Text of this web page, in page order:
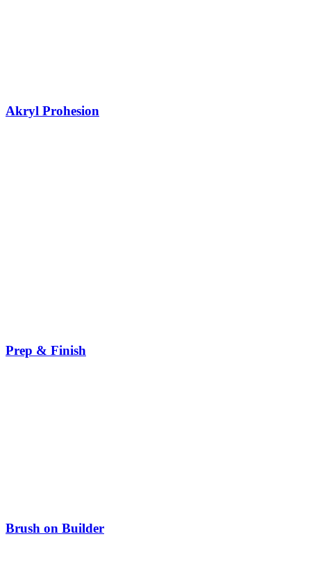
Akryl Prohesion
Prep & Finish
Brush on Builder